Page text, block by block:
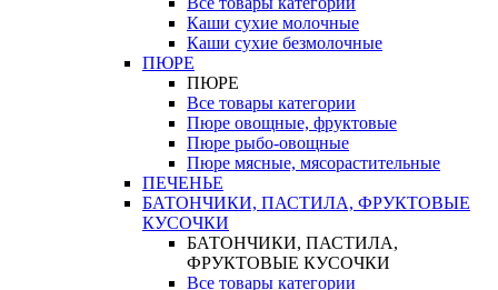
Каши сухие молочные
Каши сухие безмолочные
ПЮРЕ
ПЮРЕ
Все товары категории
Пюре овощные, фруктовые
Пюре рыбо-овощные
Пюре мясные, мясорастительные
ПЕЧЕНЬЕ
БАТОНЧИКИ, ПАСТИЛА, ФРУКТОВЫЕ
КУСОЧКИ
БАТОНЧИКИ, ПАСТИЛА,
ФРУКТОВЫЕ КУСОЧКИ
Все товары категории